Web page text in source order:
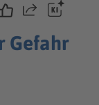
Teilen
Gefahr